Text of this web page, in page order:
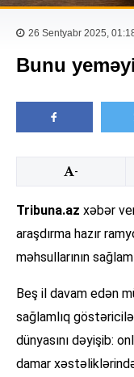
26 Sentyabr 2025,
Bunu
-
Tribuna.az xəbər
araşdırma hazır
məhsullarının
Beş il davam edən
sağlamlıq
dünyasını dəyişib:
damar